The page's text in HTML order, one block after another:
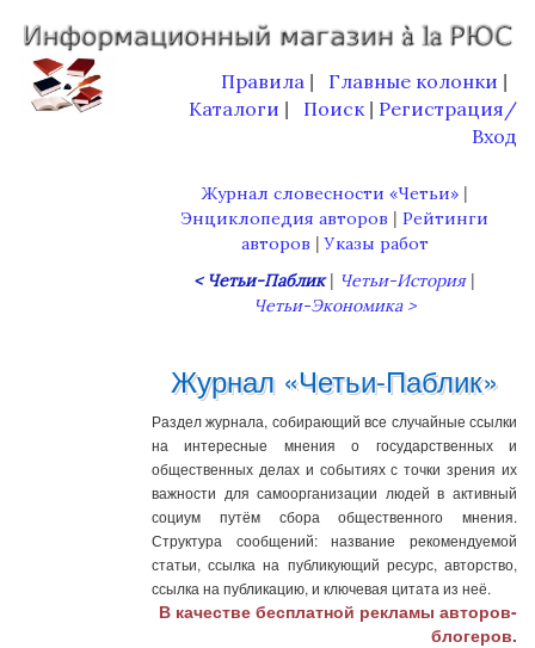
Правила Главные колонки
Каталоги Поиск
Регистрация/
Вход
Журнал словесности «Четьи»|
Энциклопедия авторов | Рейтинги
авторов |Указы работ
< Четьи-Паблик| Четьи-История|
Четьи-Экономика >
Журнал «Четьи-Паблик»
Раздел журнала, собирающий все случайные ссылки
на интересные мнения о государственных и
общественных делах и событиях с точки зрения их
важности для самоорганизации людей в активный
социум путём сбора общественного мнения.
Структура сообщений: название рекомендуемой
статьи, ссылка на публикующий ресурс, авторство,
ссылка на публикацию, и ключевая цитата из неё.
В качестве бесплатной рекламы авторов-
блогеров.